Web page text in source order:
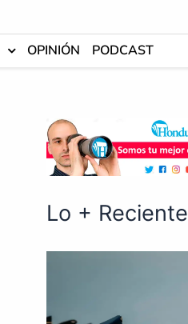
OPINIÓN PODCAST
Lo + Reciente